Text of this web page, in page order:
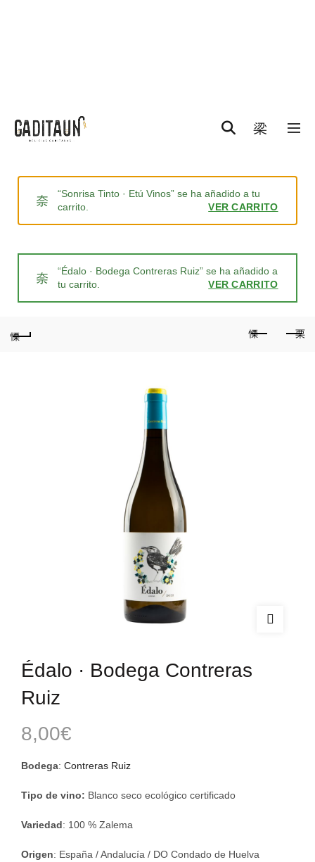
“Sonrisa Tinto · Etú Vinos” se ha añadido a tu
carrito.
VER CARRITO
“Édalo · Bodega Contreras Ruiz” se ha añadido a
tu carrito.
VER CARRITO
Édalo · Bodega Contreras
Ruiz
8,00€
Bodega: Contreras Ruiz
Tipo de vino: Blanco seco ecológico certificado
Variedad: 100 % Zalema
Origen: España / Andalucía / DO Condado de Huelva